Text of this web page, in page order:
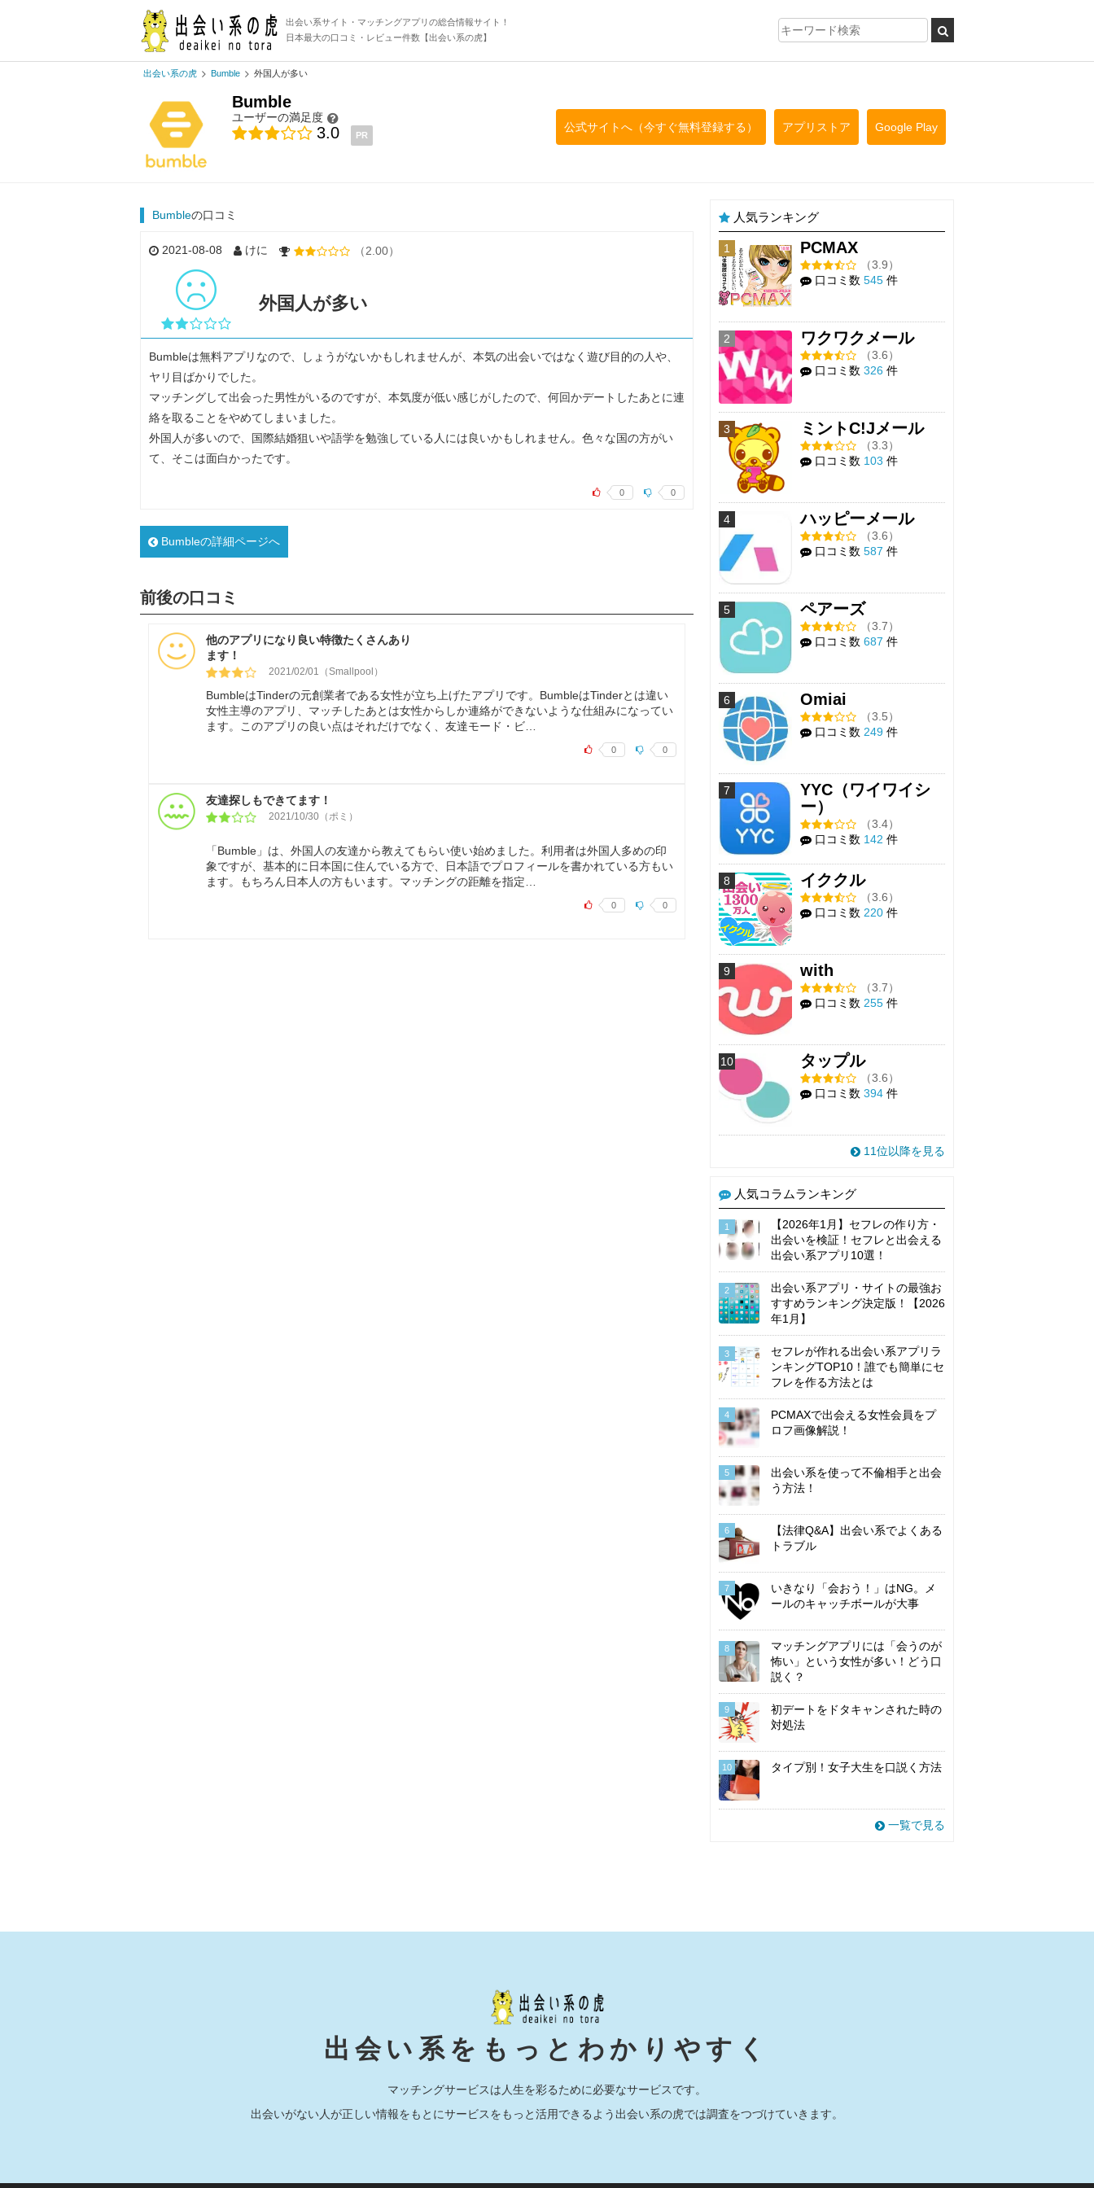
出会い系サイト・マッチングアプリの総合情報サイト！
日本最大の口コミ・レビュー件数【出会い系の虎】
出会い系の虎 Bumble 外国人が多い
Bumble
ユーザーの満足度
3.0 PR
公式サイトへ（今すぐ無料登録する） アプリストア Google Play
Bumbleの口コミ
2021-08-08 けに （2.00）
外国人が多い
Bumbleは無料アプリなので、しょうがないかもしれませんが、本気の出会いではなく遊び目的の人や、
ヤリ目ばかりでした。
マッチングして出会った男性がいるのですが、本気度が低い感じがしたので、何回かデートしたあとに連
絡を取ることをやめてしまいました。
外国人が多いので、国際結婚狙いや語学を勉強している人には良いかもしれません。色々な国の方がい
て、そこは面白かったです。
0 0
Bumbleの詳細ページへ
前後の口コミ
他のアプリになり良い特徴たくさんあり
ます！
2021/02/01（Smallpool）
BumbleはTinderの元創業者である女性が立ち上げたアプリです。BumbleはTinderとは違い
女性主導のアプリ、マッチしたあとは女性からしか連絡ができないような仕組みになってい
ます。このアプリの良い点はそれだけでなく、友達モード・ビ…
0 0
友達探しもできてます！
2021/10/30（ポミ）
「Bumble」は、外国人の友達から教えてもらい使い始めました。利用者は外国人多めの印
象ですが、基本的に日本国に住んでいる方で、日本語でプロフィールを書かれている方もい
ます。もちろん日本人の方もいます。マッチングの距離を指定…
0 0
人気ランキング
1 PCMAX
（3.9）
口コミ数 545 件
2 ワクワクメール
（3.6）
口コミ数 326 件
3 ミントC!Jメール
（3.3）
口コミ数 103 件
4 ハッピーメール
（3.6）
口コミ数 587 件
5 ペアーズ
（3.7）
口コミ数 687 件
6 Omiai
（3.5）
口コミ数 249 件
7
YYC（ワイワイシ
ー）
（3.4）
口コミ数 142 件
8 イククル
（3.6）
口コミ数 220 件
9 with
（3.7）
口コミ数 255 件
10 タップル
（3.6）
口コミ数 394 件
11位以降を見る
人気コラムランキング
1
【2026年1月】セフレの作り方・
出会いを検証！セフレと出会える
出会い系アプリ10選！
2
出会い系アプリ・サイトの最強お
すすめランキング決定版！【2026
年1月】
3
セフレが作れる出会い系アプリラ
ンキングTOP10！誰でも簡単にセ
フレを作る方法とは
4
PCMAXで出会える女性会員をプ
ロフ画像解説！
5
出会い系を使って不倫相手と出会
う方法！
6
【法律Q&A】出会い系でよくある
トラブル
7
いきなり「会おう！」はNG。メ
ールのキャッチボールが大事
8
マッチングアプリには「会うのが
怖い」という女性が多い！どう口
説く？
9
初デートをドタキャンされた時の
対処法
10 タイプ別！女子大生を口説く方法
一覧で見る
出会い系をもっとわかりやすく
マッチングサービスは人生を彩るために必要なサービスです。
出会いがない人が正しい情報をもとにサービスをもっと活用できるよう出会い系の虎では調査をつづけていきます。